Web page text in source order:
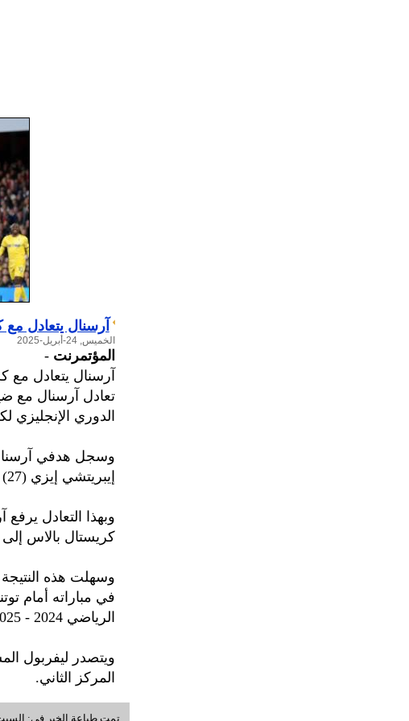
آرسنال يتعادل
الخميس, 24-أبريل-2025
المؤتمرنت -
آرسنال يتعادل مع
الدوري الإنجليزي
إيبريتشي إيزي (27) وجان فيليب ماتيتا (83) هدفي كريستال بالاس.
كريستال بالاس إلى (45) نقطة في المركز الثاني
وسهلت هذه
في مباراته أمام
الرياضي 2024 - 2025.
المركز الثاني.
تمت طباعة الخبر في: السبت, 08-أغسطس-2026 الساعة: